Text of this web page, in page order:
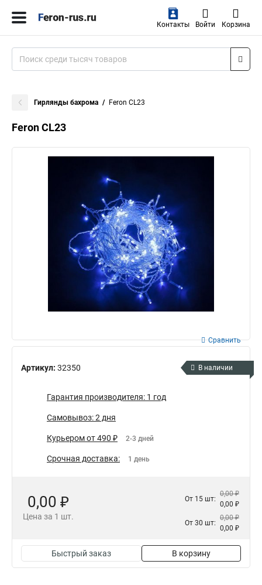
Контакты Войти Корзина
Гирлянды бахрома Feron CL23
Feron CL23
Артикул: 32350
Сравнить
В наличии
Гарантия производителя: 1 год
Самовывоз: 2 дня
Курьером от 490 ₽ 2-3 дней
Срочная доставка: 1 день
0,00 ₽
Цена за 1 шт.
От 15 шт:
0,00 ₽
0,00 ₽
От 30 шт:
0,00 ₽
0,00 ₽
Быстрый заказ В корзину